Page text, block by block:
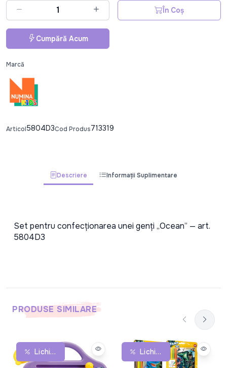
În Coș
Cumpără Acum
Marcă
Articol5804D3Cod Produs713319
Descriere Informații Suplimentare
Set pentru confecționarea unei genți „Ocean” — art.
5804D3
PRODUSE SIMILARE
Lichidare De Stoc Lichidare De Stoc